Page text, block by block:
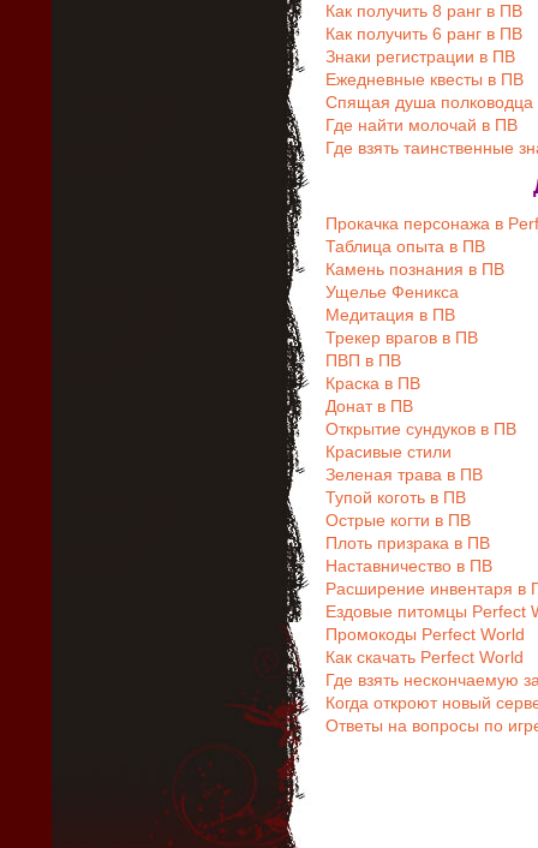
Как получить 8 ранг в ПВ
Как получить 6 ранг в ПВ
Знаки регистрации в ПВ
Ежедневные квесты в ПВ
Спящая душа полководца
Где найти молочай в ПВ
Где взять таинственные
Прокачка персонажа в
Таблица опыта в ПВ
Камень познания в ПВ
Ущелье Феникса
Медитация в ПВ
Трекер врагов в ПВ
ПВП в ПВ
Краска в ПВ
Донат в ПВ
Открытие сундуков в ПВ
Красивые стили
Зеленая трава в ПВ
Тупой коготь в ПВ
Острые когти в ПВ
Плоть призрака в ПВ
Наставничество в ПВ
Расширение инвентаря в
Ездовые питомцы Perfect
Промокоды Perfect World
Как скачать Perfect World
Где взять нескончаемую
Когда откроют новый
Ответы на вопросы по